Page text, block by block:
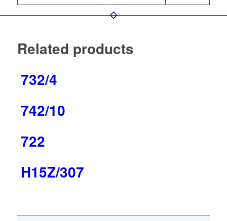
Related products
732/4
742/10
722
H15Z/307